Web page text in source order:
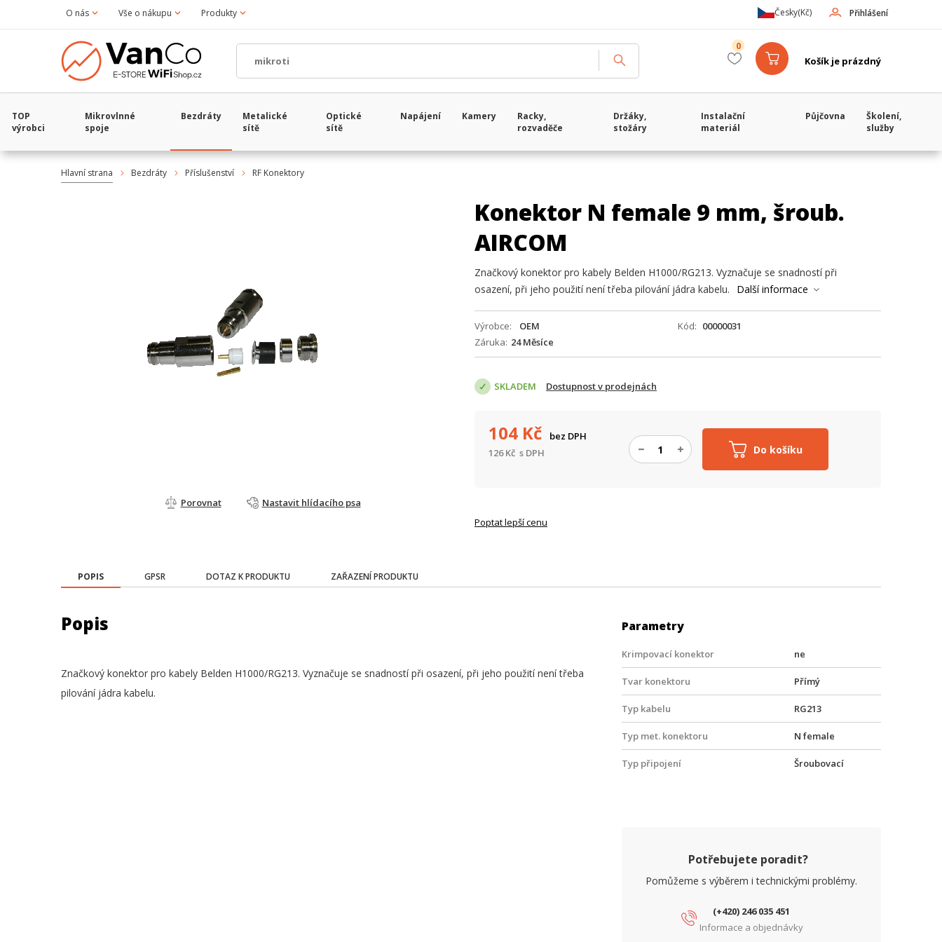
O nás Vše o nákupu Produkty Přihlášení
Česky(Kč)
Košík je prázdný
0
TOP
výrobci
Mikrovlnné
spoje
Bezdráty
Metalické
sítě
Optické
sítě
Napájení Kamery
Racky,
rozvaděče
Držáky,
stožáry
Instalační
materiál
Půjčovna
Školení,
služby
Hlavní strana Bezdráty Příslušenství RF Konektory
Porovnat Nastavit hlídacího psa
Konektor N female 9 mm, šroub.
AIRCOM
Značkový konektor pro kabely Belden H1000/RG213. Vyznačuje se snadností při
osazení, při jeho použití není třeba pilování jádra kabelu.
Další informace
Výrobce OEM Kód
00000031
Záruka 24 Měsíce
SKLADEM Dostupnost v prodejnách
Do košíku
104 Kč
bez DPH
126Kč s DPH
Poptat lepší cenu
POPIS GPSR DOTAZ K PRODUKTU ZAŘAZENÍ PRODUKTU
Popis
Značkový konektor pro kabely Belden H1000/RG213. Vyznačuje se snadností při osazení, při jeho použití není třeba
pilování jádra kabelu.
Parametry
Krimpovací konektor ne
Tvar konektoru Přímý
Typ kabelu RG213
Typ met. konektoru N female
Typ připojení Šroubovací
Potřebujete poradit?
Pomůžeme s výběrem i technickými problémy.
(+420) 246 035 451
Informace a objednávky